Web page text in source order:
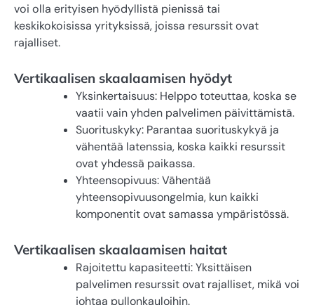
voi olla erityisen hyödyllistä pienissä tai
keskikokoisissa yrityksissä, joissa resurssit ovat
rajalliset.
Vertikaalisen skaalaamisen hyödyt
Yksinkertaisuus: Helppo toteuttaa, koska se
vaatii vain yhden palvelimen päivittämistä.
Suorituskyky: Parantaa suorituskykyä ja
vähentää latenssia, koska kaikki resurssit
ovat yhdessä paikassa.
Yhteensopivuus: Vähentää
yhteensopivuusongelmia, kun kaikki
komponentit ovat samassa ympäristössä.
Vertikaalisen skaalaamisen haitat
Rajoitettu kapasiteetti: Yksittäisen
palvelimen resurssit ovat rajalliset, mikä voi
johtaa pullonkauloihin.